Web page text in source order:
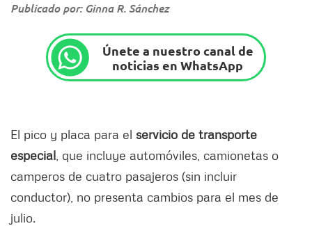
Publicado por: Ginna R. Sánchez
Únete a nuestro canal de
noticias en WhatsApp
El pico y placa para el servicio de transporte
especial , que incluye automóviles, camionetas o
camperos de cuatro pasajeros (sin incluir
conductor), no presenta cambios para el mes de
julio.